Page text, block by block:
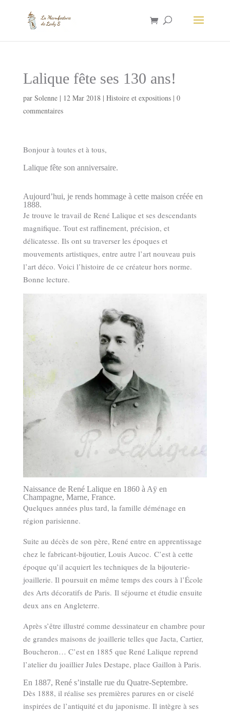
Lalique fête ses 130 ans!
par Solenne| 12 Mar 2018| Histoire et expositions| 0
commentaires
Bonjour à toutes et à tous,
Lalique fête son anniversaire.
Aujourd’hui, je rends hommage à cette maison créée en
1888.
Je trouve le travail de René Lalique et ses descendants
magnifique. Tout est raffinement, précision, et
délicatesse. Ils ont su traverser les époques et
mouvements artistiques, entre autre l’art nouveau puis
l’art déco. Voici l’histoire de ce créateur hors norme.
Bonne lecture.
Naissance de René Lalique en 1860 à Aÿ en
Champagne, Marne, France.
Quelques années plus tard, la famille déménage en
région parisienne.
Suite au décès de son père, René entre en apprentissage
chez le fabricant-bijoutier, Louis Aucoc. C’est à cette
époque qu’il acquiert les techniques de la bijouterie-
joaillerie. Il poursuit en même temps des cours à l’École
des Arts décoratifs de Paris. Il séjourne et étudie ensuite
deux ans en Angleterre.
Après s’être illustré comme dessinateur en chambre pour
de grandes maisons de joaillerie telles que Jacta, Cartier,
Boucheron… C’est en 1885 que René Lalique reprend
l’atelier du joaillier Jules Destape, place Gaillon à Paris.
En 1887, René s’installe rue du Quatre-Septembre.
Dès 1888, il réalise ses premières parures en or ciselé
inspirées de l’antiquité et du japonisme. Il intègre à ses